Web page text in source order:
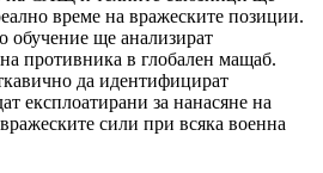
време на вражеските позиции.
ще анализират
противника в глобален мащаб.
да идентифицират
експлоатирани за нанасяне на
сили при всяка военна